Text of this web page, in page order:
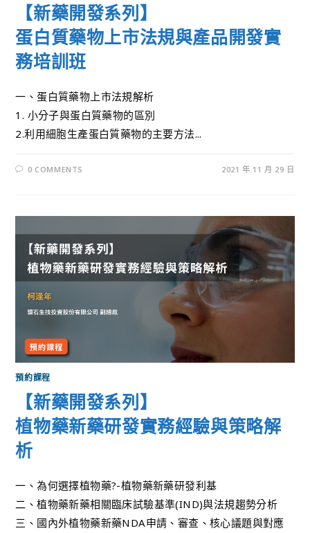
【新藥開發系列】
蛋白質藥物上市法規與產品開發實
務培訓班
一、蛋白質藥物上市法規解析
1. 小分子與蛋白質藥物的區別
2.利用細胞生產蛋白質藥物的主要方法...
0 COMMENTS 2021 年 11 月 29 日
預約課程
【新藥開發系列】
植物藥新藥研發實務經驗與策略解
析
一、為何選擇植物藥?-植物藥新藥研發利基
二、植物藥新藥相關臨床試驗基準(IND)與法規趨勢分析
三、國內外植物藥新藥NDA申請、審查、核心議題與對應